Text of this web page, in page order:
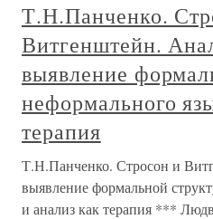
Т.Н.Панченко.
Витгенштейн.
выявление
неформального
терапия
Т.Н.Панченко. Стросон и
выявление формальной
и анализ как терапия ***